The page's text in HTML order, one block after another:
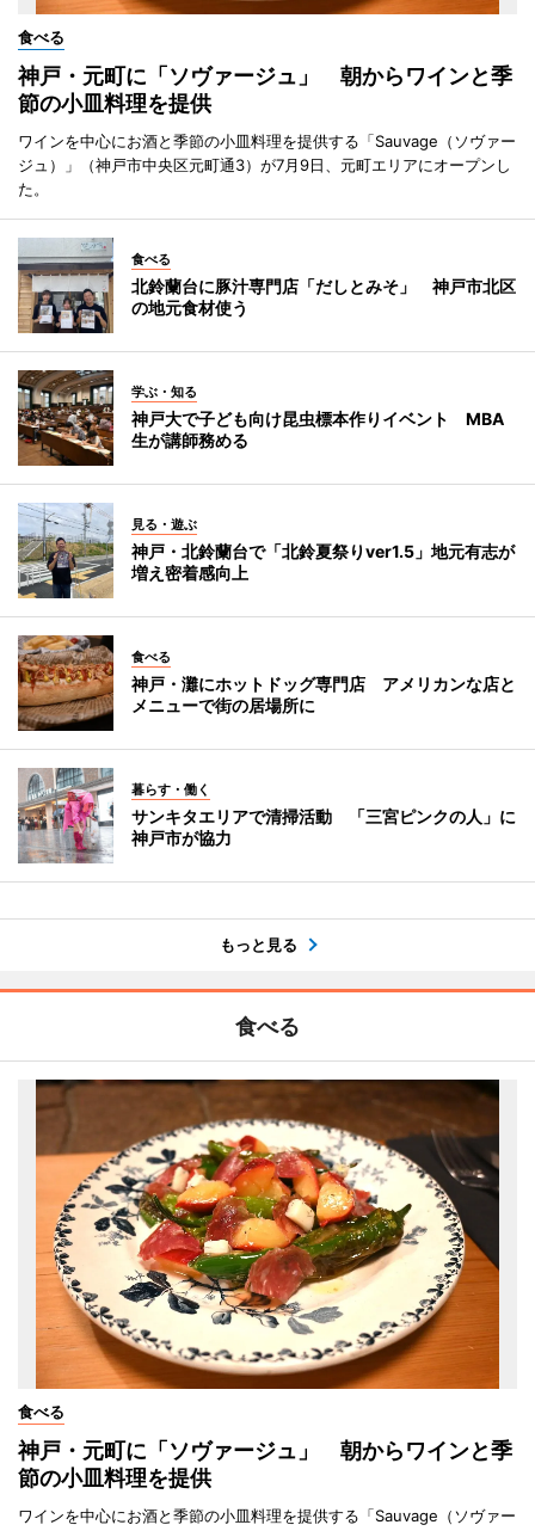
食べる
神戸・元町に「ソヴァージュ」 朝からワインと季
節の小皿料理を提供
ワインを中心にお酒と季節の小皿料理を提供する「Sauvage（ソヴァー
ジュ）」（神戸市中央区元町通3）が7月9日、元町エリアにオープンし
た。
食べる
北鈴蘭台に豚汁専門店「だしとみそ」 神戸市北区
の地元食材使う
学ぶ・知る
神戸大で子ども向け昆虫標本作りイベント MBA
生が講師務める
見る・遊ぶ
神戸・北鈴蘭台で「北鈴夏祭りver1.5」地元有志が
増え密着感向上
食べる
神戸・灘にホットドッグ専門店 アメリカンな店と
メニューで街の居場所に
暮らす・働く
サンキタエリアで清掃活動 「三宮ピンクの人」に
神戸市が協力
もっと見る
食べる
食べる
神戸・元町に「ソヴァージュ」 朝からワインと季
節の小皿料理を提供
ワインを中心にお酒と季節の小皿料理を提供する「Sauvage（ソヴァー